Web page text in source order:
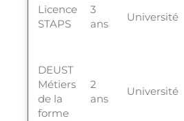
Licence
STAPS
3
ans
Université
DEUST
Métiers
de la
forme
2
ans
Université